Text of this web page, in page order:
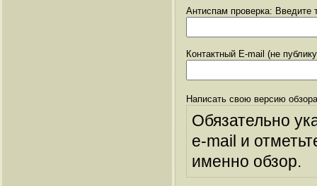
Антиспам проверка: Введите
Контактный E-mail (не
Написать свою версию
Обязательно
e-mail и
именно обзор.